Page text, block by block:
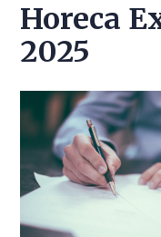
Horeca
2025